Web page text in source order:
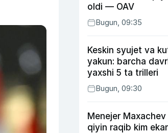
oldi — OAV
Bugun, 09:35
Keskin syujet va
yakun: barcha
yaxshi 5 ta trilleri
Bugun, 09:30
Menejer
qiyin raqib kim